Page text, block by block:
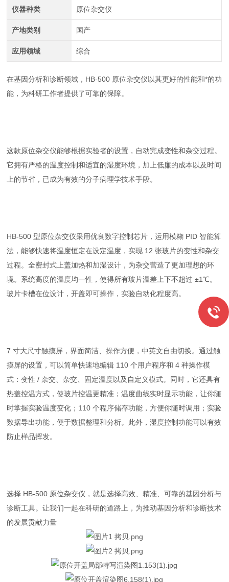
仪器种类 原位杂交仪
产地类别 国产
应用领域 综合
在基因分析和诊断领域，HB-500 原位杂交仪以其更好的性能和*的功
能，为科研工作者提供了可靠的保障。
这款原位杂交仪能够根据实验者的设置，自动完成变性和杂交过程。
它拥有严格的温度控制和适宜的湿度环境，加上低廉的成本以及时间
上的节省，已成为有效的分子病理学技术手段。
HB-500 型原位杂交仪采用优良数字控制芯片，运用模糊 PID 智能算
法，能够快速将温度恒定在设定温度，实现 12 张玻片的变性和杂交
过程。全密封式上盖加热和加湿设计，为杂交营造了更加理想的环
境。系统高度的温度均一性，使得所有玻片温差上下不超过 ±1℃。
玻片卡槽在位设计，开盖即可操作，实验自动化程度高。
7 寸大尺寸触摸屏，界面简洁、操作方便，中英文自由切换。通过触
摸屏的设置，可以简单快速地编辑 110 个用户程序和 4 种操作模
式：变性 / 杂交、杂交、固定温度以及自定义模式。同时，它还具有
热盖控温方式，使玻片控温更精准；温度曲线实时显示功能，让你随
时掌握实验温度变化；110 个程序储存功能，方便你随时调用；实验
数据导出功能，便于数据整理和分析。此外，湿度控制功能可以有效
防止样品挥发。
选择 HB-500 原位杂交仪，就是选择高效、精准、可靠的基因分析与
诊断工具。让我们一起在科研的道路上，为推动基因分析和诊断技术
的发展贡献力量